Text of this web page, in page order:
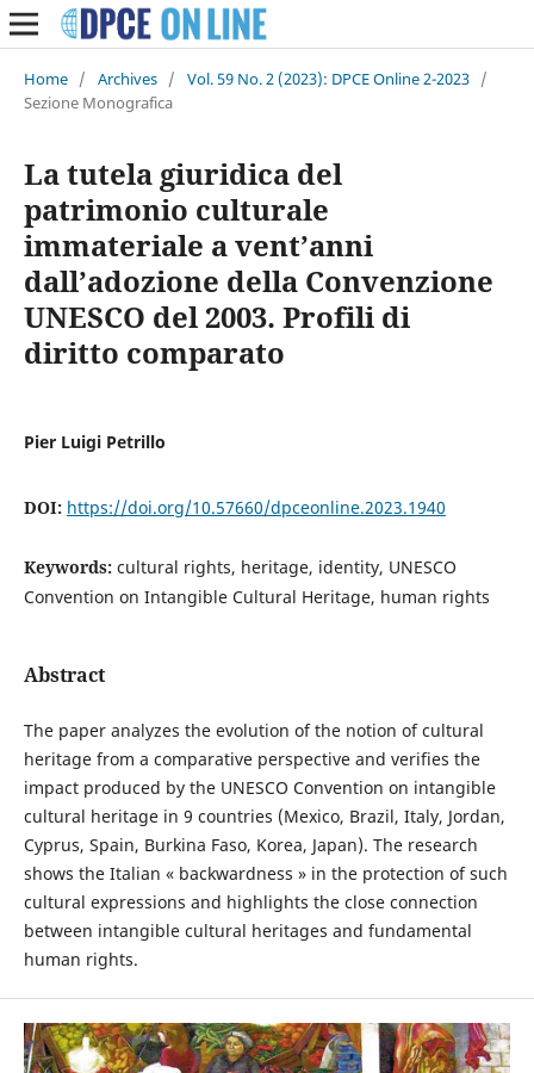
Home / Archives / Vol. 59 No. 2 (2023): DPCE Online 2-2023 /
Sezione Monografica
La tutela giuridica del
patrimonio culturale
immateriale a vent’anni
dall’adozione della Convenzione
UNESCO del 2003. Profili di
diritto comparato
Pier Luigi Petrillo
DOI: https://doi.org/10.57660/dpceonline.2023.1940
Keywords: cultural rights, heritage, identity, UNESCO
Convention on Intangible Cultural Heritage, human rights
Abstract
The paper analyzes the evolution of the notion of cultural
heritage from a comparative perspective and verifies the
impact produced by the UNESCO Convention on intangible
cultural heritage in 9 countries (Mexico, Brazil, Italy, Jordan,
Cyprus, Spain, Burkina Faso, Korea, Japan). The research
shows the Italian « backwardness » in the protection of such
cultural expressions and highlights the close connection
between intangible cultural heritages and fundamental
human rights.